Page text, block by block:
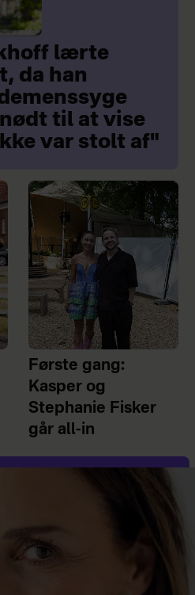
lærte
da han
til at vise
var stolt af"
Første gang:
Kasper og
Stephanie Fisker
går all-in